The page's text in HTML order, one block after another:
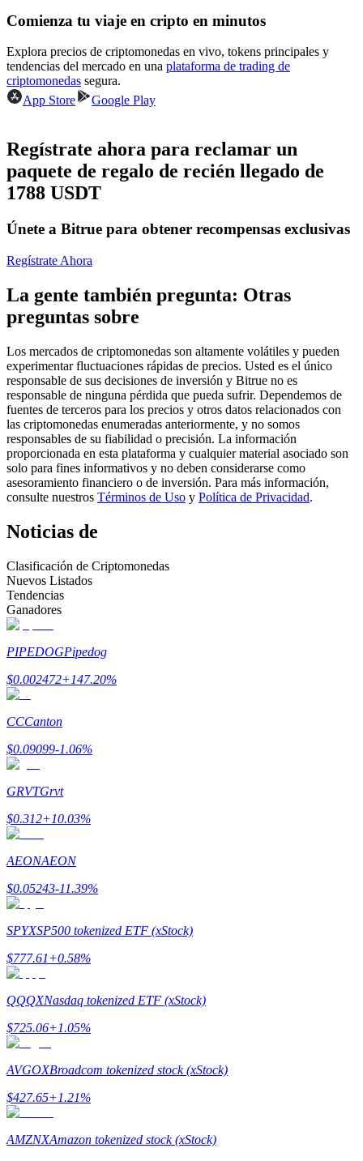
Futuros del USDC
Futuros que utilizan USDC como garantía
Copiar Trading
Únete a los mejores traders
Conviértete en un Trader de Copia
Disfruta del reparto de beneficios y comisiones de copy trading
Información
Análisis de big data que incluye información comercial, etc.
Aprenda cómo mantenerse rentable
Comienza tu viaje en cripto en minutos
Explora precios de criptomonedas en vivo, tokens principales y
tendencias del mercado en una plataforma de trading de
criptomonedas segura.
App Store
Google Play
Regístrate ahora para reclamar un
paquete de regalo de recién llegado de
1788 USDT
Únete a Bitrue para obtener recompensas exclusivas
Regístrate Ahora
La gente también pregunta: Otras
preguntas sobre
Los mercados de criptomonedas son altamente volátiles y pueden
experimentar fluctuaciones rápidas de precios. Usted es el único
responsable de sus decisiones de inversión y Bitrue no es
responsable de ninguna pérdida que pueda sufrir. Dependemos de
fuentes de terceros para los precios y otros datos relacionados con
las criptomonedas enumeradas anteriormente, y no somos
responsables de su fiabilidad o precisión. La información
proporcionada en esta plataforma y cualquier material asociado son
solo para fines informativos y no deben considerarse como
asesoramiento financiero o de inversión. Para más información,
consulte nuestros Términos de Uso y Política de Privacidad.
Noticias de
Clasificación de Criptomonedas
Nuevos Listados
Tendencias
Ganadores
PIPEDOGPipedog
$0.002472+147.20%
CCCanton
$0.09099-1.06%
GRVTGrvt
$0.312+10.03%
AEONAEON
$0.05243-11.39%
SPYXSP500 tokenized ETF (xStock)
$777.61+0.58%
QQQXNasdaq tokenized ETF (xStock)
$725.06+1.05%
AVGOXBroadcom tokenized stock (xStock)
$427.65+1.21%
AMZNXAmazon tokenized stock (xStock)